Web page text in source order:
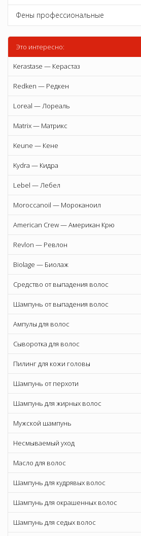
Фены профессиональные
Это интересно:
Kerastase — Керастаз
Redken — Редкен
Loreal — Лореаль
Matrix — Матрикс
Keune — Кене
Kydra — Кидра
Lebel — Лебел
Moroccanoil — Мороканоил
American Crew — Американ Крю
Revlon — Ревлон
Biolage — Биолаж
Средство от выпадения волос
Шампунь от выпадения волос
Ампулы для волос
Сыворотка для волос
Пилинг для кожи головы
Шампунь от перхоти
Шампунь для жирных волос
Мужской шампунь
Несмываемый уход
Масло для волос
Шампунь для кудрявых волос
Шампунь для окрашенных волос
Шампунь для седых волос